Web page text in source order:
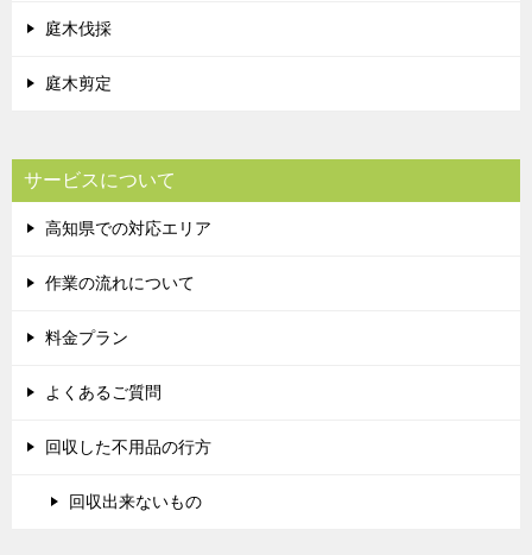
庭木伐採
庭木剪定
サービスについて
高知県での対応エリア
作業の流れについて
料金プラン
よくあるご質問
回収した不用品の行方
回収出来ないもの